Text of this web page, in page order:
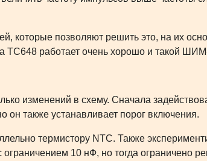
которые позволяют решить это, на их
TC648 работает очень хорошо и такой
изменений в схему. Сначала
он также устанавливает порог включения.
термистору NTC. Также
10 нФ, но тогда ограничено